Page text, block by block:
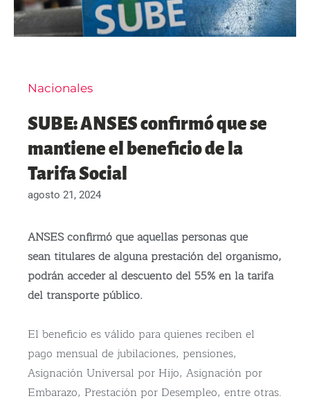
Nacionales
SUBE: ANSES confirmó que se
mantiene el beneficio de la
Tarifa Social
agosto 21, 2024
ANSES confirmó que aquellas personas que
sean titulares de alguna prestación del organismo,
podrán acceder al descuento del 55% en la tarifa
del transporte público.
El beneficio es válido para quienes reciben el
pago mensual de jubilaciones, pensiones,
Asignación Universal por Hijo, Asignación por
Embarazo, Prestación por Desempleo, entre otras.